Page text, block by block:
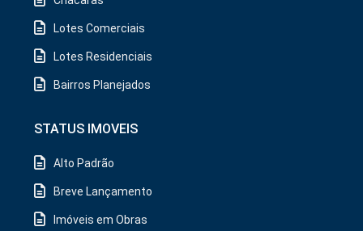
Lotes Comerciais
Lotes Residenciais
Bairros Planejados
STATUS IMOVEIS
Alto Padrão
Breve Lançamento
Imóveis em Obras